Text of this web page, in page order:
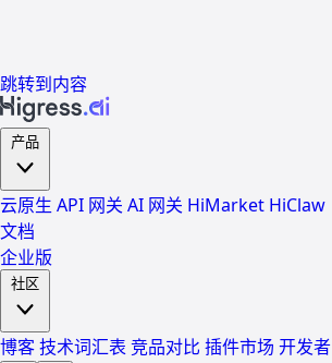
跳转到内容
云原生 API 网关 AI 网关 HiMarket HiClaw
文档
企业版
博客技术词汇表 竞品对比 插件市场 开发者